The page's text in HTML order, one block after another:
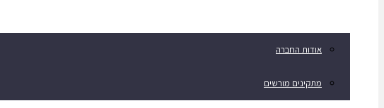
אודות החברה
מתקינים מורשים